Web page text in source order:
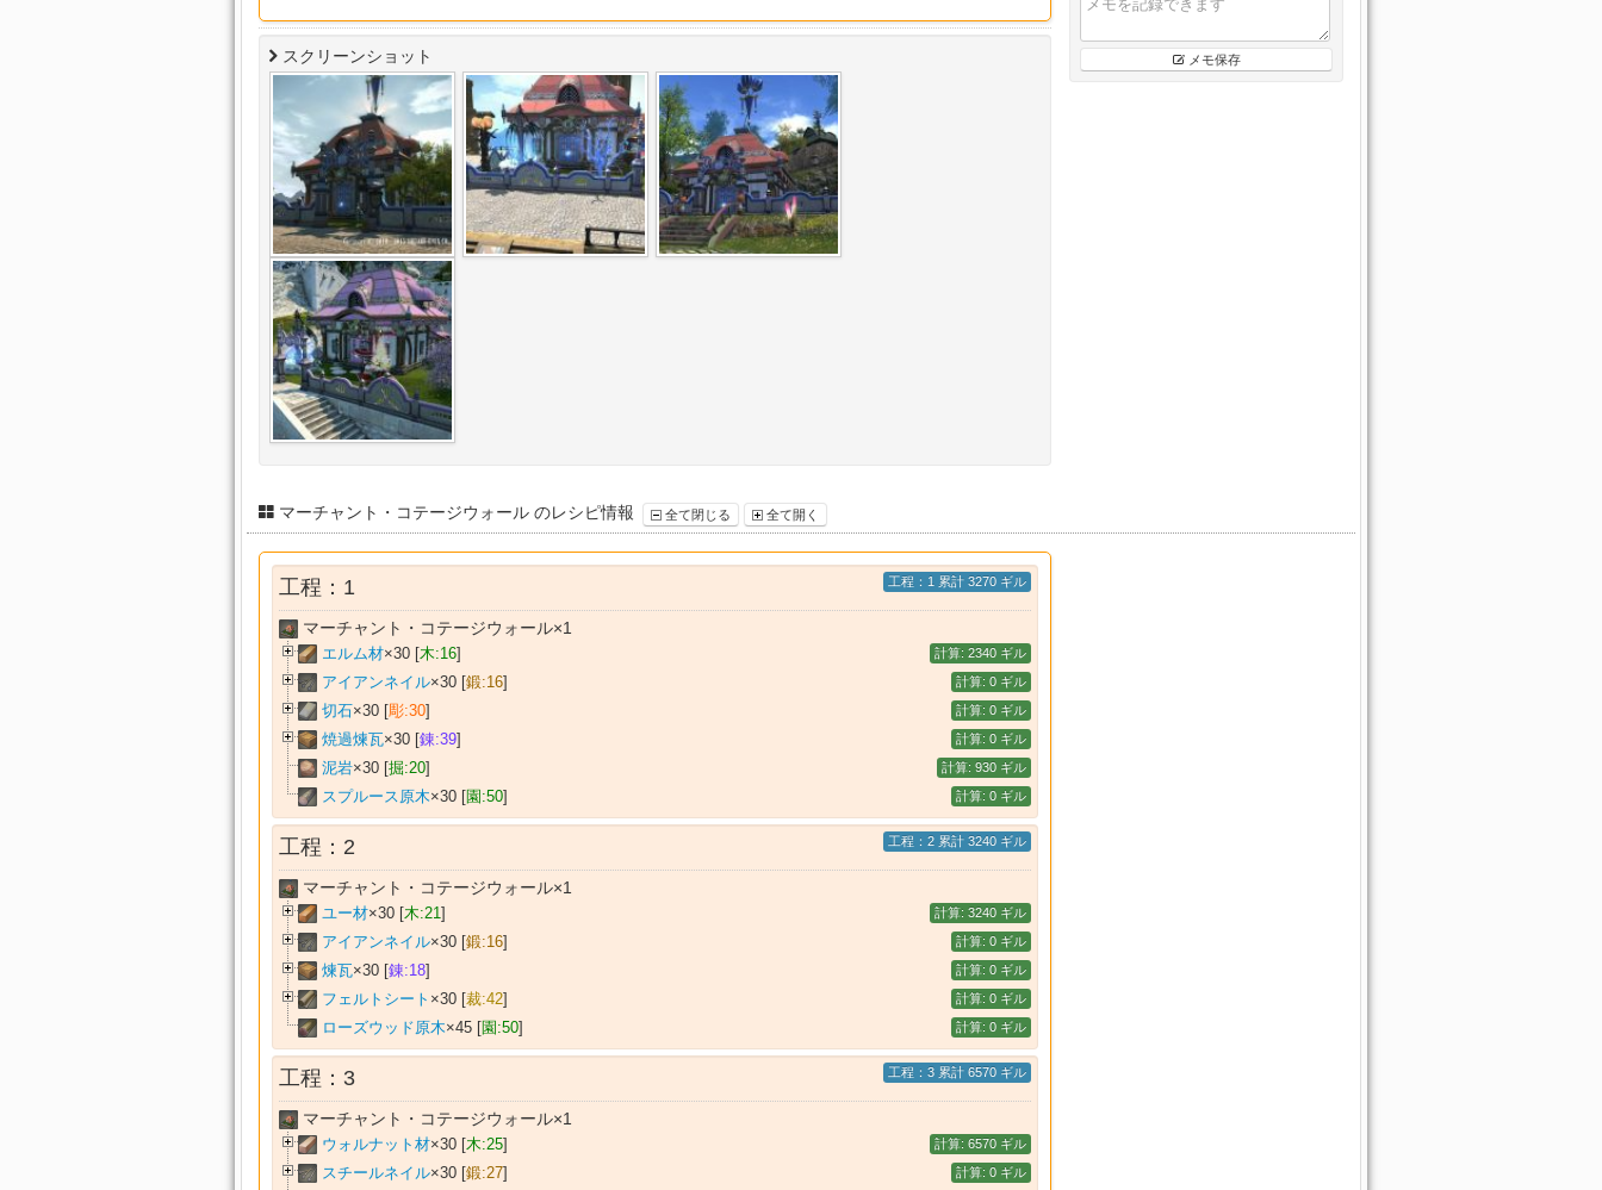
スクリーンショット メモ保存
マーチャント・コテージウォール のレシピ情報 全て閉じる 全て開く
工程：1 工程：1 累計 3270 ギル
マーチャント・コテージウォール×1
エルム材×30 [木:16] 計算: 2340 ギル
アイアンネイル×30 [鍛:16] 計算: 0 ギル
切石×30 [彫:30] 計算: 0 ギル
焼過煉瓦×30 [錬:39] 計算: 0 ギル
泥岩×30 [掘:20] 計算: 930 ギル
スプルース原木×30 [園:50] 計算: 0 ギル
工程：2 工程：2 累計 3240 ギル
マーチャント・コテージウォール×1
ユー材×30 [木:21] 計算: 3240 ギル
アイアンネイル×30 [鍛:16] 計算: 0 ギル
煉瓦×30 [錬:18] 計算: 0 ギル
フェルトシート ×30 [裁:42] 計算: 0 ギル
ローズウッド原木×45 [園:50] 計算: 0 ギル
工程：3 工程：3 累計 6570 ギル
マーチャント・コテージウォール×1
ウォルナット材×30 [木:25] 計算: 6570 ギル
スチールネイル×30 [鍛:27] 計算: 0 ギル